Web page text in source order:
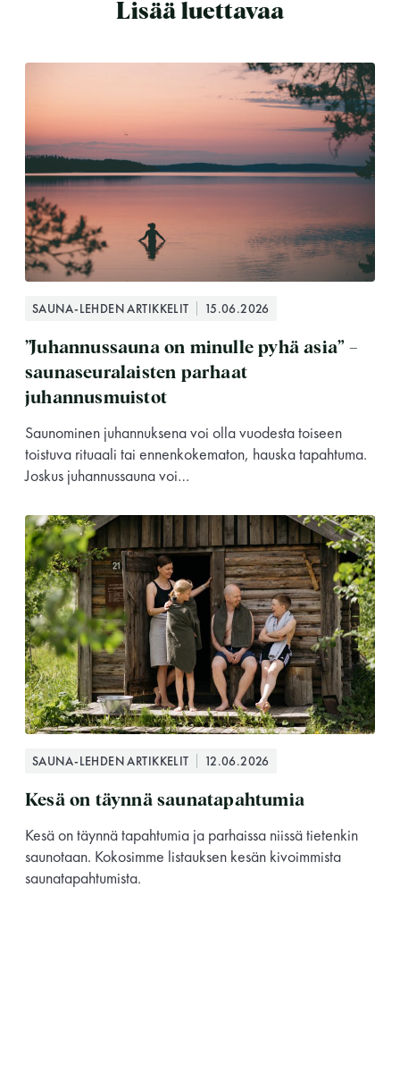
Lisää luettavaa
SAUNA-LEHDEN ARTIKKELIT 15.06.2026
”Juhannussauna on minulle pyhä asia” –
saunaseuralaisten parhaat
juhannusmuistot
Saunominen juhannuksena voi olla vuodesta toiseen
toistuva rituaali tai ennenkokematon, hauska tapahtuma.
Joskus juhannussauna voi…
SAUNA-LEHDEN ARTIKKELIT 12.06.2026
Kesä on täynnä saunatapahtumia
Kesä on täynnä tapahtumia ja parhaissa niissä tietenkin
saunotaan. Kokosimme listauksen kesän kivoimmista
saunatapahtumista.